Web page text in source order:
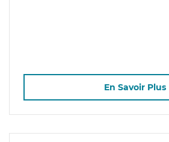
En Savoir Plus